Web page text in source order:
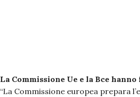
La Commissione Ue e la Bce
“La Commissione europea prepara